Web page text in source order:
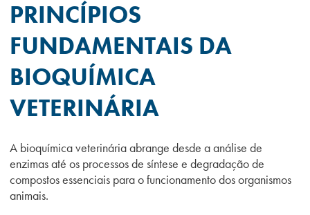
PRINCÍPIOS
FUNDAMENTAIS DA
BIOQUÍMICA
VETERINÁRIA
A bioquímica veterinária abrange desde a análise de
enzimas até os processos de síntese e degradação de
compostos essenciais para o funcionamento dos organismos
animais.